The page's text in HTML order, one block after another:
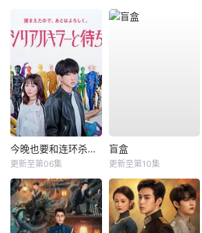
今晚也要和连环杀手约会
更新至第06集
盲盒
更新至第10集